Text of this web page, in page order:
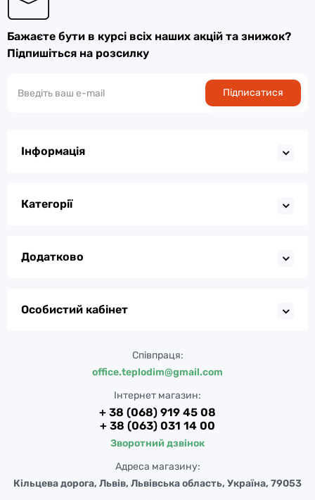
Бажаєте бути в курсі всіх наших акцій та знижок?
Підпишіться на розсилку
Підписатися
Інформація
Категорії
Додатково
Особистий кабінет
Співпраця:
office.teplodim@gmail.com
Інтернет магазин:
+ 38 (068) 919 45 08
+ 38 (063) 031 14 00
Зворотний дзвінок
Адреса магазину:
Кільцева дорога, Львів, Львівська область, Україна, 79053